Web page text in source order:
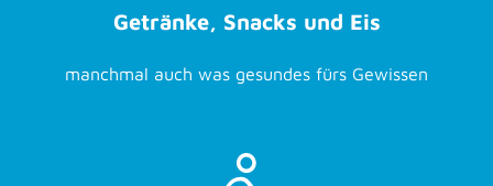
Getränke, Snacks und Eis
manchmal auch was gesundes fürs Gewissen